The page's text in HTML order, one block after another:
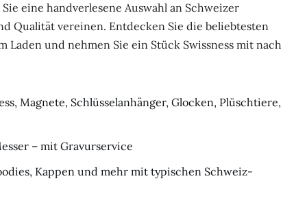
Sie eine handverlesene Auswahl an Schweizer
Qualität vereinen. Entdecken Sie die beliebtesten
und nehmen Sie ein Stück Swissness mit nach
Magnete, Schlüsselanhänger, Glocken, Plüschtiere,
– mit Gravurservice
Kappen und mehr mit typischen Schweiz-